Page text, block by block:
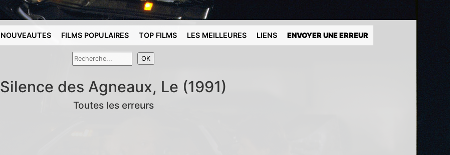
NOUVEAUTES FILMS POPULAIRES TOP FILMS LES MEILLEURES LIENS ENVOYER UNE ERREUR
Silence des Agneaux, Le (1991)
Toutes les erreurs